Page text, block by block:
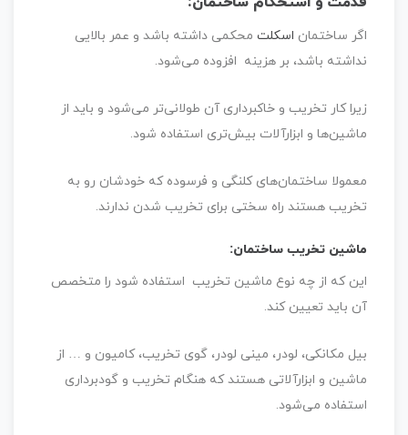
اگر ساختمان اسکلت محکمی داشته باشد و عمر بالایی
نداشته باشد، بر هزینه افزوده می‌شود.
زیرا کار تخریب و خاکبرداری آن طولانی‌تر می‌شود و باید از
ماشین‌ها و ابزارآلات بیش‌تری استفاده شود.
معمولا ساختمان‌های کلنگی و فرسوده که خودشان رو به
تخریب هستند راه سختی برای تخریب شدن ندارند.
ماشین تخریب ساختمان:
این که از چه نوع ماشین تخریب استفاده شود را متخصص
آن باید تعیین کند.
بیل مکانکی، لودر، مینی لودر، گوی تخریب، کامیون و … از
ماشین و ابزارآلاتی هستند که هنگام تخریب و گودبرداری
استفاده می‌شود.